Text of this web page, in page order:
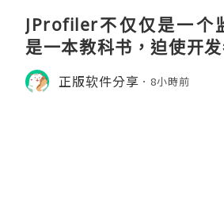
JProfiler不仅仅是一个
是一本教科书，迫使开
M的内存模型、垃圾回收
理。通过直观的可视化
正版软件分享 8小時前